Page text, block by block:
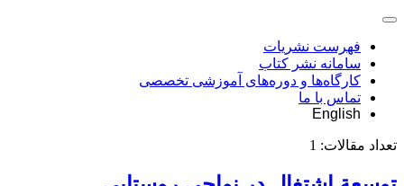
فهرست نشریات
سامانه نشر کتاب
کارگاه‌ها و دوره‌های آموزشی تخصصی
تماس با ما
English
تعداد مقالات: 1